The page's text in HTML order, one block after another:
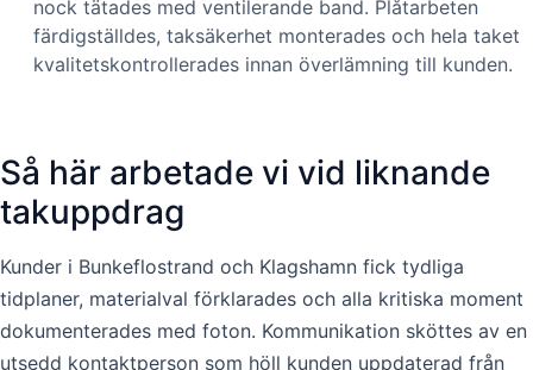
nock tätades med ventilerande band. Plåtarbeten
färdigställdes, taksäkerhet monterades och hela taket
kvalitetskontrollerades innan överlämning till kunden.
Så här arbetade vi vid liknande
takuppdrag
Kunder i Bunkeflostrand och Klagshamn fick tydliga
tidplaner, materialval förklarades och alla kritiska moment
dokumenterades med foton. Kommunikation sköttes av en
utsedd kontaktperson som höll kunden uppdaterad från